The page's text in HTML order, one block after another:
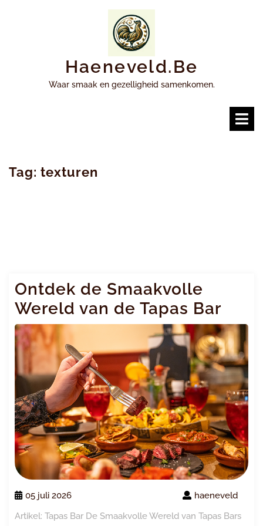
Haeneveld.be
Waar smaak en gezelligheid samenkomen.
Tag: texturen
Ontdek de Smaakvolle
Wereld van de Tapas Bar
05 juli 2026
haeneveld
Artikel: Tapas Bar De Smaakvolle Wereld van Tapas Bars